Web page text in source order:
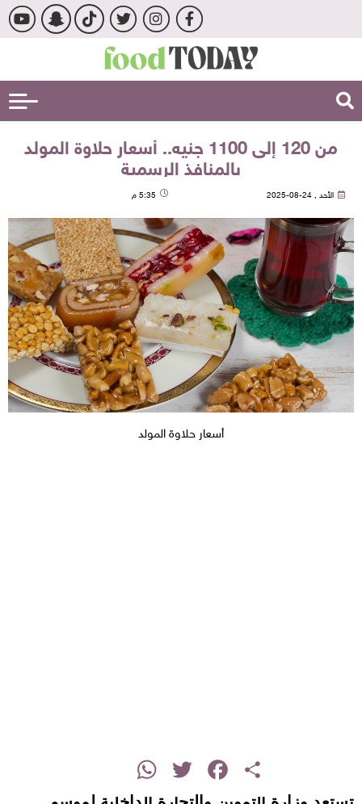
من 120 إلى 1100 جنيه.. أسعار حلاوة المولد
بالمنافذ الرسمية
الأحد , 24-08-2025 5:35 م
أسعار حلاوة المولد
Share
Facebook
Twitter
WhatsApp